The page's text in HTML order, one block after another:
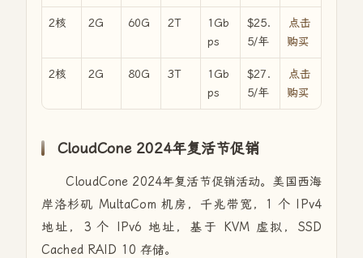
2核 2G 60G 2T
1Gb
ps
$25.
5/年
点击
购买
2核 2G 80G 3T
1Gb
ps
$27.
5/年
点击
购买
CloudCone 2024年复活节促销
CloudCone 2024年复活节促销活动。美国西海
岸洛杉矶 MultaCom 机房，千兆带宽，1 个 IPv4
地址，3 个 IPv6 地址，基于 KVM 虚拟，SSD
Cached RAID 10 存储。